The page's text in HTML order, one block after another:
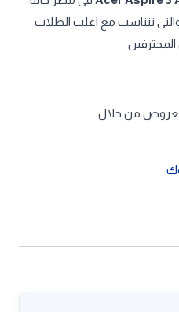
تتناسب مع اغلب الطلاب
العروض من خلال